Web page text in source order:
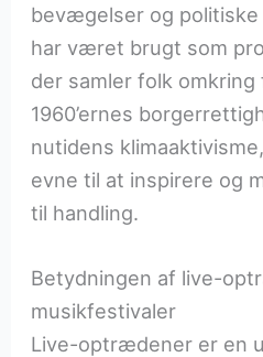
bevægelser og politiske
har været brugt som
der samler folk
1960’ernes
nutidens
evne til at inspirere og
til handling.
Betydningen af live-
musikfestivaler
Live-optrædener er en